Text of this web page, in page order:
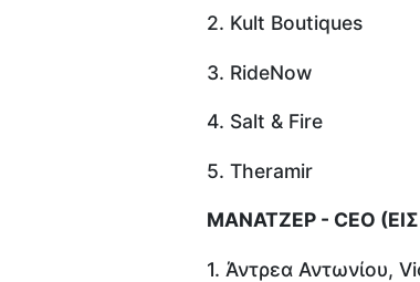
2. Kult Boutiques
3. RideNow
4. Salt & Fire
5. Theramir
ΜΑΝΑΤΖΕΡ - CEO (ΕΙΣ
1. Άντρεα Αντωνίου,